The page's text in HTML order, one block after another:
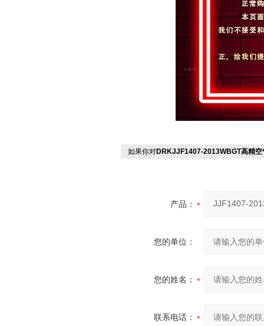
如果你对DRKJJF1407-2013WBGT高精空
产品：
您的单位：
您的姓名：
联系电话：